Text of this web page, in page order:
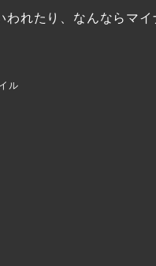
われたり、なんならマ
ル